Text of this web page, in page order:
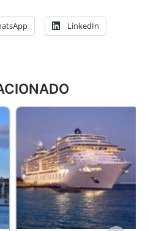
LinkedIn